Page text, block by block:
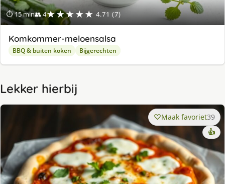
⏱ 15 min👥 4★★★★★ 4.71 (7)
Komkommer-meloensalsa
BBQ & buiten koken Bijgerechten
Lekker hierbij
Maak favoriet39
👍